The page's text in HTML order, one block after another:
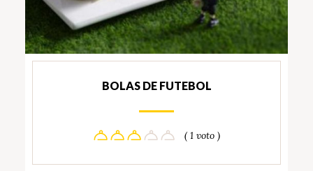
BOLAS DE FUTEBOL
( 1 voto )